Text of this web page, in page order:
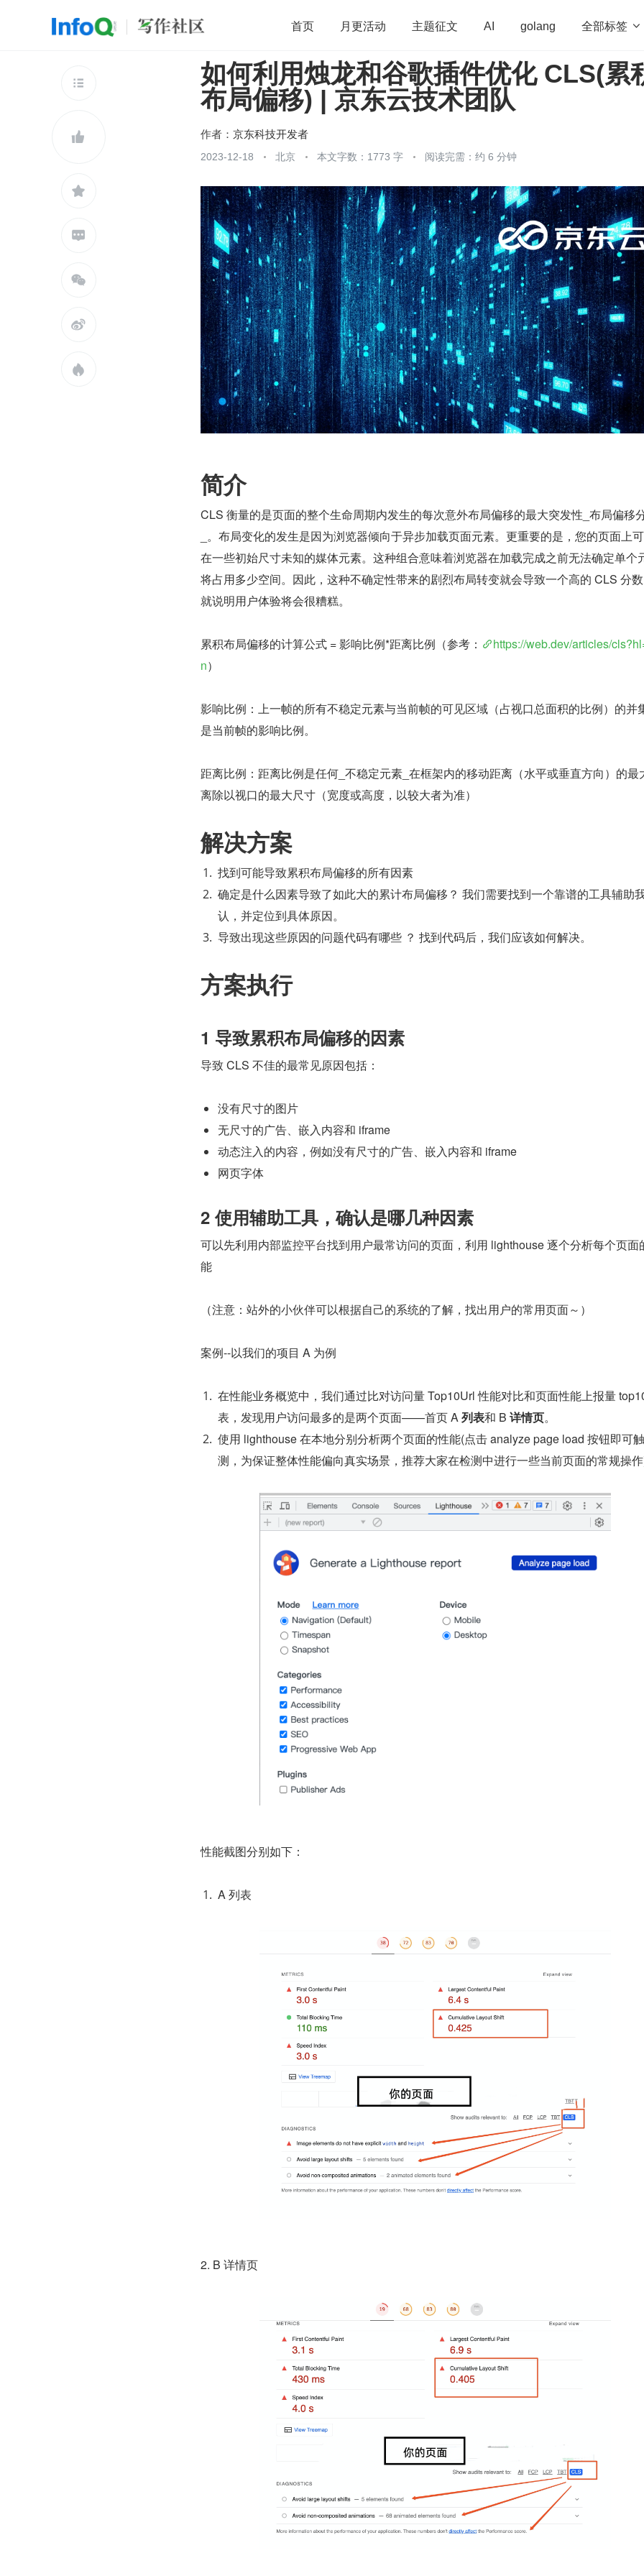
首页 月更活动 主题征文 AI golang 全部标签 
开源 架构 OpenHarmony 算法 学习方法 Web3.0 高
团队管理 程序员 运维 深度思考
查看更多







如何利用烛龙和谷歌插件优化 CLS(累
布局偏移) | 京东云技术团队
作者： 京东科技开发者
2023-12-18 北京 本文字数：1773 字 阅读完需：约 6 分钟
简介
CLS 衡量的是页面的整个生命周期内发生的每次意外布局偏移的最大突发性_布局偏移
_。布局变化的发生是因为浏览器倾向于异步加载页面元素。更重要的是，您的页面上
在一些初始尺寸未知的媒体元素。这种组合意味着浏览器在加载完成之前无法确定单个
将占用多少空间。因此，这种不确定性带来的剧烈布局转变就会导致一个高的 CLS 分
就说明用户体验将会很糟糕。
累积布局偏移的计算公式 = 影响比例*距离比例（参考：
https://web.dev/articles/
n）
影响比例：上一帧的所有不稳定元素与当前帧的可见区域（占视口总面积的比例）的并
是当前帧的影响比例。
距离比例：距离比例是任何_不稳定元素_在框架内的移动距离（水平或垂直方向）的最
离除以视口的最大尺寸（宽度或高度，以较大者为准）
解决方案
找到可能导致累积布局偏移的所有因素
确定是什么因素导致了如此大的累计布局偏移？ 我们需要找到一个靠谱的工具辅助
认，并定位到具体原因。
导致出现这些原因的问题代码有哪些 ？ 找到代码后，我们应该如何解决。
方案执行
1 导致累积布局偏移的因素
导致 CLS 不佳的最常见原因包括：
没有尺寸的图片
无尺寸的广告、嵌入内容和 iframe
动态注入的内容，例如没有尺寸的广告、嵌入内容和 iframe
网页字体
2 使用辅助工具，确认是哪几种因素
可以先利用内部监控平台找到用户最常访问的页面，利用 lighthouse 逐个分析每个页面
能
（注意：站外的小伙伴可以根据自己的系统的了解，找出用户的常用页面～）
案例--以我们的项目 A 为例
在性能业务概览中，我们通过比对访问量 Top10Url 性能对比和页面性能上报量
表，发现用户访问最多的是两个页面——首页 A 列表和 B 详情页。
使用 lighthouse 在本地分别分析两个页面的性能(点击 analyze page load 按钮即可
测，为保证整体性能偏向真实场景，推荐大家在检测中进行一些当前页面的常规操
性能截图分别如下：
A 列表
2. B 详情页